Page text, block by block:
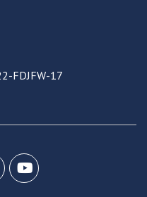
FDJFW-17